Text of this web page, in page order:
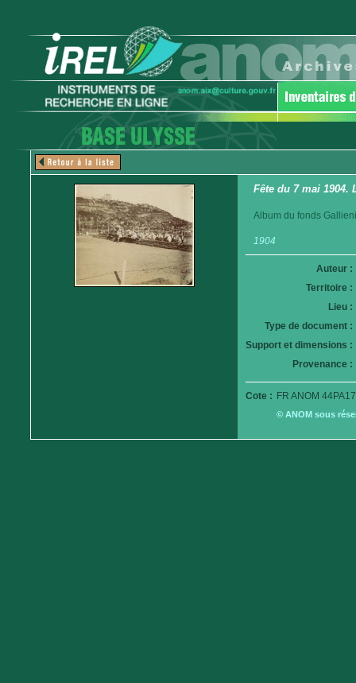
Fête du 7 mai 1904.
Album du fonds
1904
Auteur :
Territoire :
Lieu :
Type de document :
Support et dimensions :
Provenance :
Cote : FR ANOM
© ANOM sous